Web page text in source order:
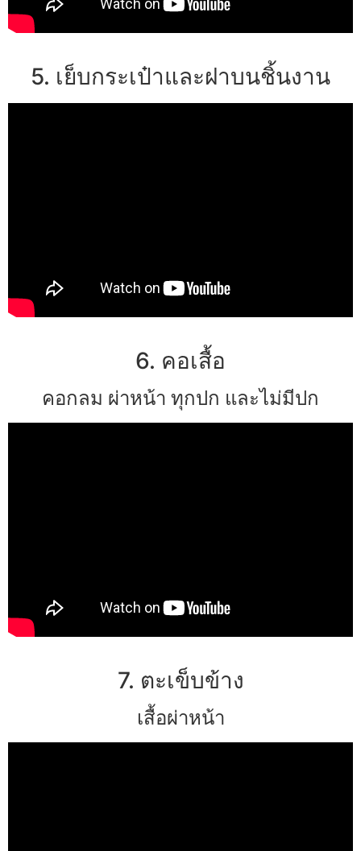
5. เย็บกระเป๋าและฝาบนชิ้นงาน
6. คอเสื้อ
คอกลม ผ่าหน้า ทุกปก และไม่มีปก
7. ตะเข็บข้าง
เสื้อผ่าหน้า